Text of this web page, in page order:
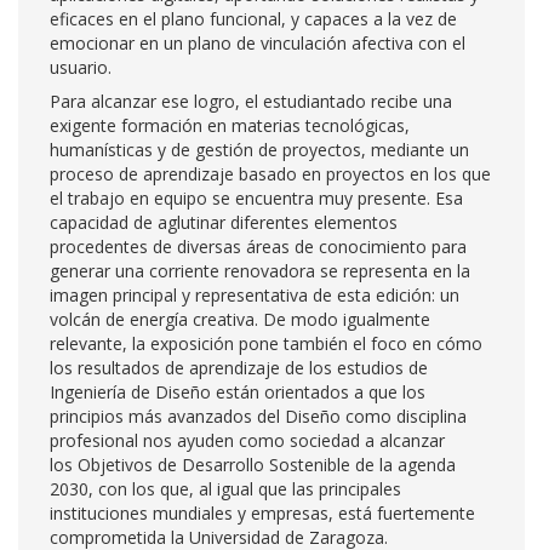
eficaces en el plano funcional, y capaces a la vez de
emocionar en un plano de vinculación afectiva con el
usuario.
Para alcanzar ese logro, el estudiantado recibe una
exigente formación en materias tecnológicas,
humanísticas y de gestión de proyectos, mediante un
proceso de aprendizaje basado en proyectos en los que
el trabajo en equipo se encuentra muy presente. Esa
capacidad de aglutinar diferentes elementos
procedentes de diversas áreas de conocimiento para
generar una corriente renovadora se representa en la
imagen principal y representativa de esta edición: un
volcán de energía creativa. De modo igualmente
relevante, la exposición pone también el foco en cómo
los resultados de aprendizaje de los estudios de
Ingeniería de Diseño están orientados a que los
principios más avanzados del Diseño como disciplina
profesional nos ayuden como sociedad a alcanzar
los Objetivos de Desarrollo Sostenible de la agenda
2030, con los que, al igual que las principales
instituciones mundiales y empresas, está fuertemente
comprometida la Universidad de Zaragoza.